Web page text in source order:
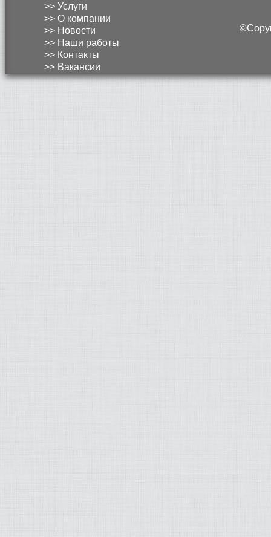
>> Услуги
>> О компании
>> Новости
>> Наши работы
>> Контакты
>> Вакансии